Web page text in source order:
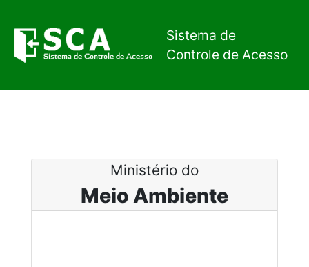
Sistema de
Controle de Acesso
Ministério do
Meio Ambiente